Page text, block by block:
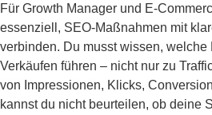
Für Growth Manager und E-
essenziell, SEO-Maßnahmen mit
verbinden. Du musst wissen,
Verkäufen führen – nicht nur zu
von Impressionen, Klicks,
kannst du nicht beurteilen, ob deine